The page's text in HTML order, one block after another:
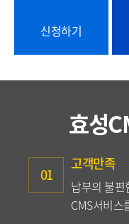
신청하기
효성
01
고객만족
납부의 불
CMS서비스